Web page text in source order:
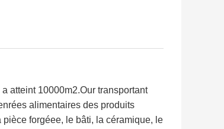
atteint 10000m2.Our transportant
alimentaires des produits
forgéee, le bâti, la céramique, le